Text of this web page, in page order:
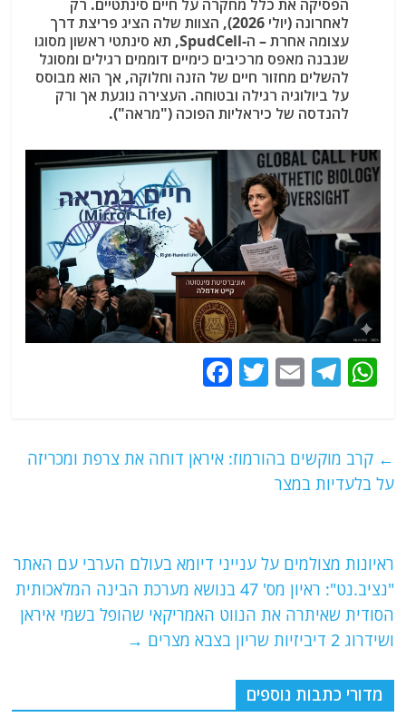
הפסיקה את כלל מחקרה על חיים סינתטיים. רק
לאחרונה (יולי 2026), הצוות שלה הציג פריצת דרך
עצומה אחרת – ה-SpudCell
, תא סינתטי ראשון מסוגו
שנבנה מאפס מרכיבים כימיים דוממים רגילים ומסוגל
להשלים מחזור חיים של הזנה וחלוקה, אך הוא מבוסס
על ביולוגיה רגילה ובטוחה. העצירה נוגעת אך ורק
להנדסה של כיראליות הפוכה ("מראה").
W
s
A
T
g
ra
E
l
T
er
e
k
← קרב מוקשים בהורמוז: איראן דוחה את צרפת ומכריזה
על בלעדיות במצר
ראיונות מצולמים על ענייני דיומא בעולם הערבי עם האתר
"נציב.נט": ראיון מס' 47 בנושא מערכת הבינה המלאכותית
הסודית שאיתרה את הנווט האמריקאי שהופל בשמי איראן
ושידרוג 2 דיביזיות שריון בצבא מצרים
→
מדורי כתבות נוספים